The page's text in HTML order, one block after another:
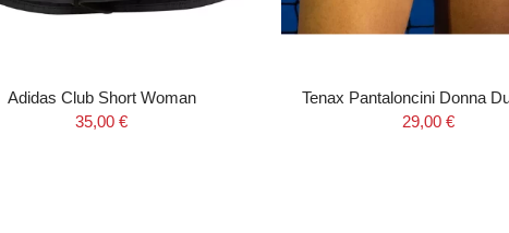
Adidas Club Short Woman
35,00 €
Tenax Pantaloncini Donna
29,00 €